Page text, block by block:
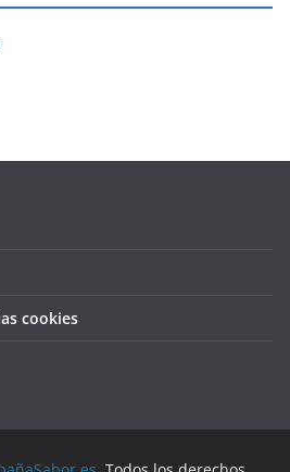
cookies